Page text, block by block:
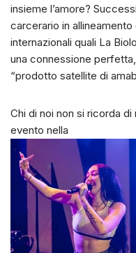
insieme l’amore?
carcerario in
internazionali quali La
una connessione
“prodotto satellite di
Chi di noi non si ricorda
evento nella